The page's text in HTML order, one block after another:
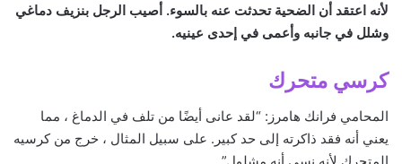
لأنه اعتقد أن الضحية تحدثت عنه بالسوء. أصيب الرجل بنزيف دماغي
وشلل في جانبه وأعمى في إحدى عينيه.
كرسي متحرك
المحامي فرانك هامرز: “لقد عانى أيضًا من تلف في الدماغ ، مما
يعني أنه فقد ذاكرته إلى حد كبير. على سبيل المثال ، خرج من كرسيه